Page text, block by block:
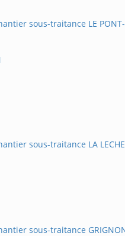
sous-traitance LE
sous-traitance LA
sous-traitance